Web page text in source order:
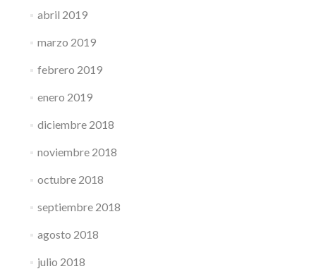
abril 2019
marzo 2019
febrero 2019
enero 2019
diciembre 2018
noviembre 2018
octubre 2018
septiembre 2018
agosto 2018
julio 2018